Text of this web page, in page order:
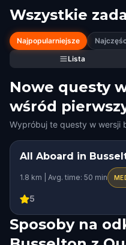
Wszystkie
Najpopularniejsze
Lista
Nowe questy
wśród
Wypróbuj te questy w wersji
All Aboard in
1.8 km | Avg. time: 50 min
5
Sposoby na